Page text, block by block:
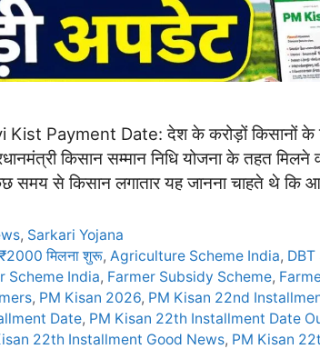
Payment Date: देश के करोड़ों किसानों के
किसान सम्मान निधि योजना के तहत मिलने
समय से किसान लगातार यह जानना चाहते थे कि
, Sarkari Yojana
मिलना शुरू, Agriculture Scheme India,
Scheme India, Farmer Subsidy Scheme,
, PM Kisan 2026, PM Kisan 22nd
Date, PM Kisan 22th Installment Date
22th Installment Good News, PM Kisan